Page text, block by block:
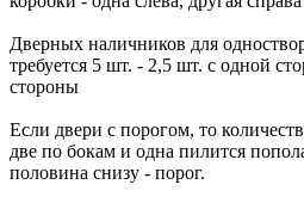
Дверных наличников для
требуется 5 шт. - 2,5 шт. с одной
стороны
Если двери с порогом, то
две по бокам и одна пилится
половина снизу - порог.